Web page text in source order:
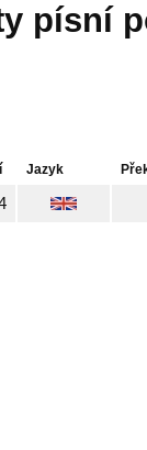
písní
Jazyk